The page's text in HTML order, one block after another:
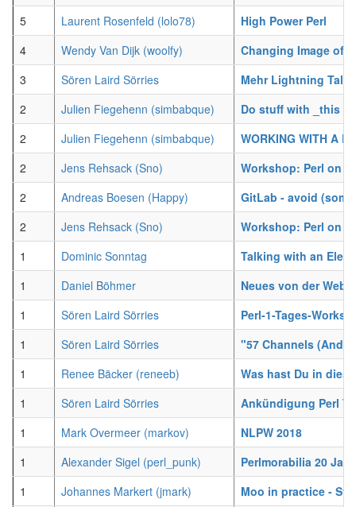
5
Laurent Rosenfeld (‎lolo78‎)
‎High Power Perl‎
4
Wendy Van Dijk (‎woolfy‎)
‎Changing Image of
3
Sören Laird Sörries
‎Mehr Lightning Talks‎
2
Julien Fiegehenn (‎simbabque‎)
‎Do stuff with _this‎
2
Julien Fiegehenn (‎simbabque‎)
‎WORKING WITH A
2
Jens Rehsack (‎Sno‎)
‎Workshop: Perl on
2
Andreas Boesen (‎Happy‎)
‎GitLab - avoid
2
Jens Rehsack (‎Sno‎)
‎Workshop: Perl on
1
Dominic Sonntag
‎Talking with an
1
Daniel Böhmer
‎Neues von der
1
Sören Laird Sörries
‎Perl-1-Tages-
1
Sören Laird Sörries
‎"57 Channels (And
1
Renee Bäcker (‎reneeb‎)
‎Was hast Du in
1
Sören Laird Sörries
‎Ankündigung Perl
1
Mark Overmeer (‎markov‎)
‎NLPW 2018‎
1
Alexander Sigel (‎perl_punk‎)
‎Perlmorabilia 20
1
Johannes Markert (‎jmark‎)
‎Moo in practice -